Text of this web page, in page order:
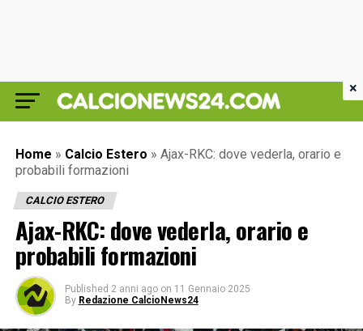
Home » Calcio Estero » Ajax-RKC: dove vederla, orario e
probabili formazioni
CALCIO ESTERO
Ajax-RKC: dove vederla, orario e
probabili formazioni
Published 2 anni ago on 11 Gennaio 2025
By Redazione CalcioNews24
×